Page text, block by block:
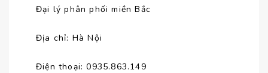
Đại lý phân phối miền Bắc
Địa chỉ: Hà Nội
Điện thoại: 0935.863.149